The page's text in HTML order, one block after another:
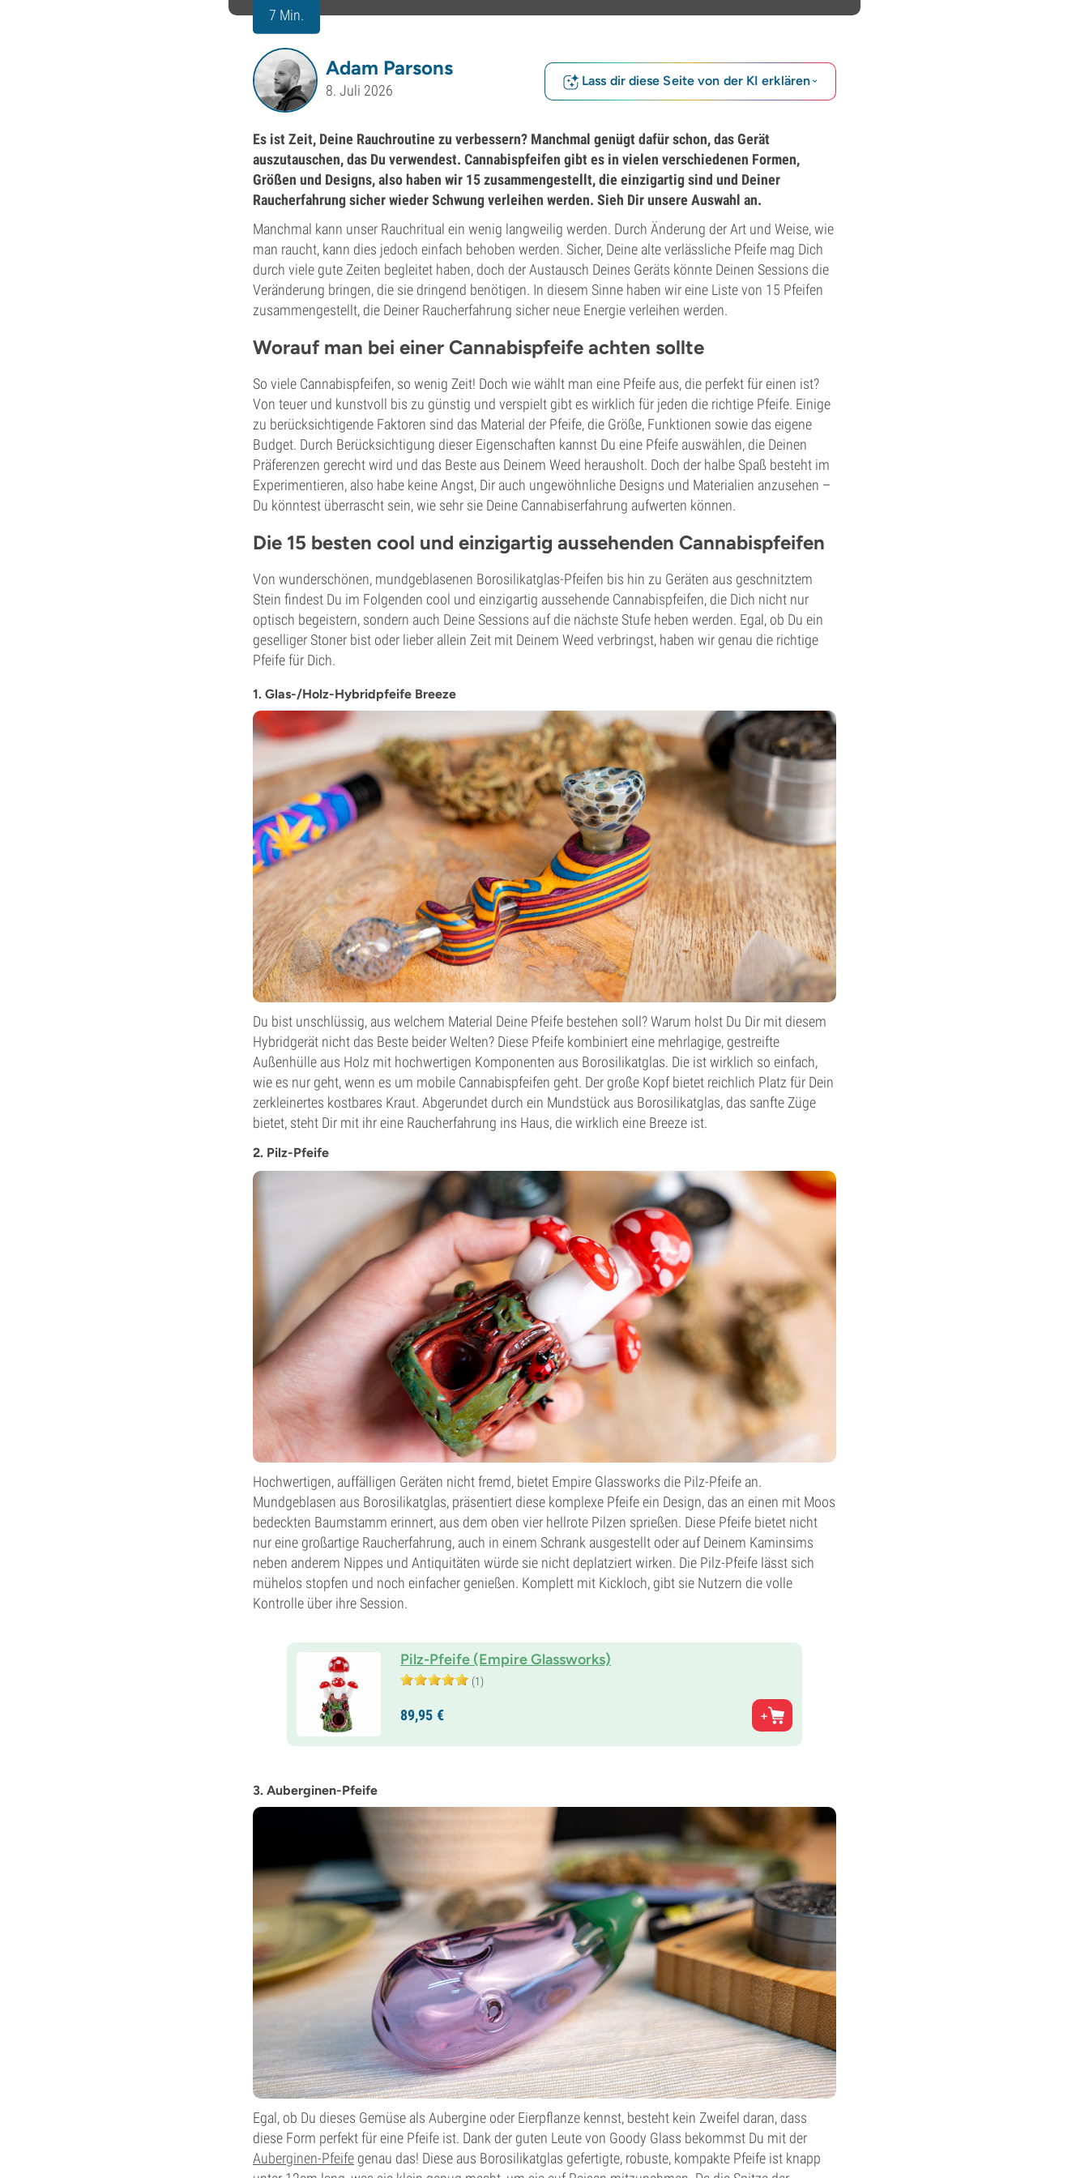
7 Min.
Adam Parsons
8. Juli 2026
Lass dir diese Seite von der KI erklären
Es ist Zeit, Deine Rauchroutine zu verbessern? Manchmal genügt dafür schon, das Gerät
auszutauschen, das Du verwendest. Cannabispfeifen gibt es in vielen verschiedenen Formen,
Größen und Designs, also haben wir 15 zusammengestellt, die einzigartig sind und Deiner
Raucherfahrung sicher wieder Schwung verleihen werden. Sieh Dir unsere Auswahl an.
Manchmal kann unser Rauchritual ein wenig langweilig werden. Durch Änderung der Art und Weise, wie
man raucht, kann dies jedoch einfach behoben werden. Sicher, Deine alte verlässliche Pfeife mag Dich
durch viele gute Zeiten begleitet haben, doch der Austausch Deines Geräts könnte Deinen Sessions die
Veränderung bringen, die sie dringend benötigen. In diesem Sinne haben wir eine Liste von 15 Pfeifen
zusammengestellt, die Deiner Raucherfahrung sicher neue Energie verleihen werden.
Worauf man bei einer Cannabispfeife achten sollte
So viele Cannabispfeifen, so wenig Zeit! Doch wie wählt man eine Pfeife aus, die perfekt für einen ist?
Von teuer und kunstvoll bis zu günstig und verspielt gibt es wirklich für jeden die richtige Pfeife. Einige
zu berücksichtigende Faktoren sind das Material der Pfeife, die Größe, Funktionen sowie das eigene
Budget. Durch Berücksichtigung dieser Eigenschaften kannst Du eine Pfeife auswählen, die Deinen
Präferenzen gerecht wird und das Beste aus Deinem Weed herausholt. Doch der halbe Spaß besteht im
Experimentieren, also habe keine Angst, Dir auch ungewöhnliche Designs und Materialien anzusehen –
Du könntest überrascht sein, wie sehr sie Deine Cannabiserfahrung aufwerten können.
Die 15 besten cool und einzigartig aussehenden Cannabispfeifen
Von wunderschönen, mundgeblasenen Borosilikatglas-Pfeifen bis hin zu Geräten aus geschnitztem
Stein findest Du im Folgenden cool und einzigartig aussehende Cannabispfeifen, die Dich nicht nur
optisch begeistern, sondern auch Deine Sessions auf die nächste Stufe heben werden. Egal, ob Du ein
geselliger Stoner bist oder lieber allein Zeit mit Deinem Weed verbringst, haben wir genau die richtige
Pfeife für Dich.
1. Glas-/Holz-Hybridpfeife Breeze
Du bist unschlüssig, aus welchem Material Deine Pfeife bestehen soll? Warum holst Du Dir mit diesem
Hybridgerät nicht das Beste beider Welten? Diese Pfeife kombiniert eine mehrlagige, gestreifte
Außenhülle aus Holz mit hochwertigen Komponenten aus Borosilikatglas. Die ist wirklich so einfach,
wie es nur geht, wenn es um mobile Cannabispfeifen geht. Der große Kopf bietet reichlich Platz für Dein
zerkleinertes kostbares Kraut. Abgerundet durch ein Mundstück aus Borosilikatglas, das sanfte Züge
bietet, steht Dir mit ihr eine Raucherfahrung ins Haus, die wirklich eine Breeze ist.
2. Pilz-Pfeife
Hochwertigen, auffälligen Geräten nicht fremd, bietet Empire Glassworks die Pilz-Pfeife an.
Mundgeblasen aus Borosilikatglas, präsentiert diese komplexe Pfeife ein Design, das an einen mit Moos
bedeckten Baumstamm erinnert, aus dem oben vier hellrote Pilzen sprießen. Diese Pfeife bietet nicht
nur eine großartige Raucherfahrung, auch in einem Schrank ausgestellt oder auf Deinem Kaminsims
neben anderem Nippes und Antiquitäten würde sie nicht deplatziert wirken. Die Pilz-Pfeife lässt sich
mühelos stopfen und noch einfacher genießen. Komplett mit Kickloch, gibt sie Nutzern die volle
Kontrolle über ihre Session.
Pilz-Pfeife (Empire Glassworks)
(1)
89,95 €
3. Auberginen-Pfeife
Egal, ob Du dieses Gemüse als Aubergine oder Eierpflanze kennst, besteht kein Zweifel daran, dass
diese Form perfekt für eine Pfeife ist. Dank der guten Leute von Goody Glass bekommst Du mit der
Auberginen-Pfeife genau das! Diese aus Borosilikatglas gefertigte, robuste, kompakte Pfeife ist knapp